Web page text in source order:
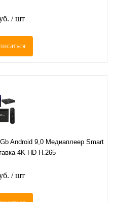
/ шт
Android 9,0 Медиаплеер Smart
4K HD H.265
/ шт